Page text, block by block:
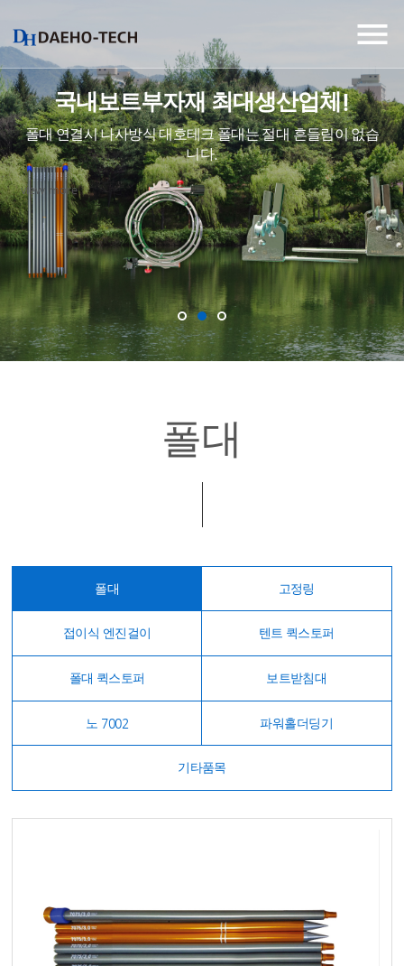

국내보트부자재 최대생산업체!
폴대 연결시 나사방식 대호테크 폴대는절대 흔들림이 없습
니다.
view more
폴대
폴대 고정링
접이식 엔진걸이 텐트 퀵스토퍼
폴대 퀵스토퍼 보트받침대
노 7002 파워홀더딩기
기타품목